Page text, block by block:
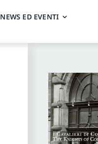
NEWS ED EVENTI